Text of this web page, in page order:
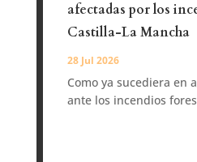
afectadas por los
Castilla-La Mancha
28 Jul 2026
Como ya sucediera en
ante los incendios